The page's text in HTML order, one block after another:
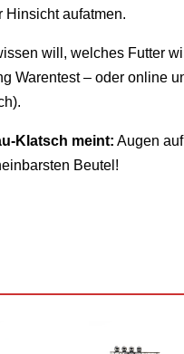
Hinsicht aufatmen.
will, welches Futter
Warentest – oder online
Klatsch meint: Augen
Beutel!